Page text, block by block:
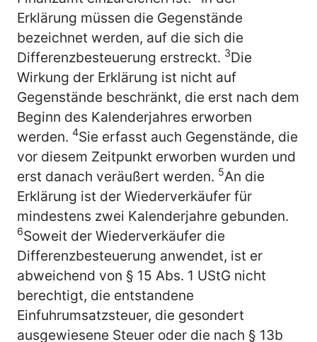
Erklärung müssen die Gegenstände
bezeichnet werden, auf die sich die
Differenzbesteuerung erstreckt. 3Die
Wirkung der Erklärung ist nicht auf
Gegenstände beschränkt, die erst nach dem
Beginn des Kalenderjahres erworben
werden. 4Sie erfasst auch Gegenstände, die
vor diesem Zeitpunkt erworben wurden und
erst danach veräußert werden. 5An die
Erklärung ist der Wiederverkäufer für
mindestens zwei Kalenderjahre gebunden.
6Soweit der Wiederverkäufer die
Differenzbesteuerung anwendet, ist er
abweichend von § 15 Abs. 1 UStG nicht
berechtigt, die entstandene
Einfuhrumsatzsteuer, die gesondert
ausgewiesene Steuer oder die nach § 13b